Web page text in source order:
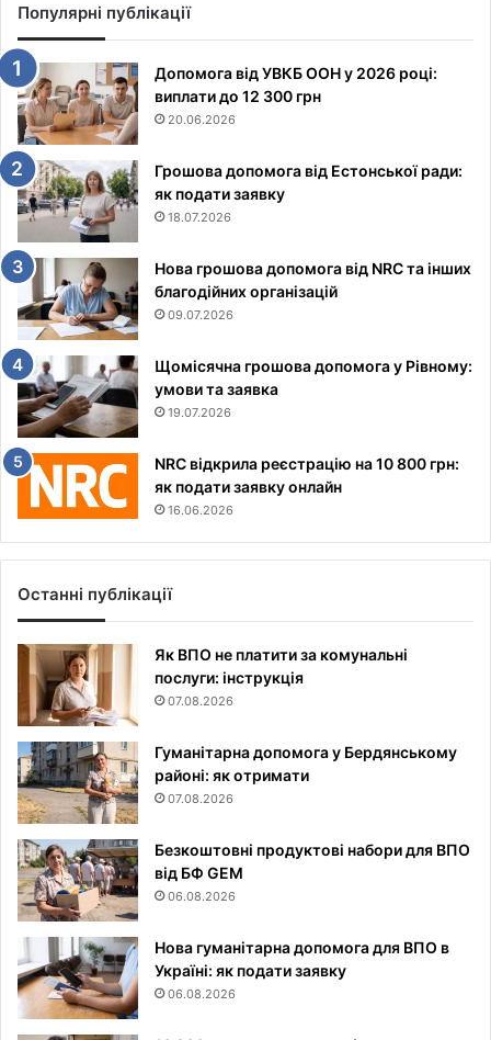
Популярні публікації
Допомога від УВКБ ООН у 2026 році:
виплати до 12 300 грн
20.06.2026
Грошова допомога від Естонської ради:
як подати заявку
18.07.2026
Нова грошова допомога від NRC та інших
благодійних організацій
09.07.2026
Щомісячна грошова допомога у Рівному:
умови та заявка
19.07.2026
NRC відкрила реєстрацію на 10 800 грн:
як подати заявку онлайн
16.06.2026
Останні публікації
Як ВПО не платити за комунальні
послуги: інструкція
07.08.2026
Гуманітарна допомога у Бердянському
районі: як отримати
07.08.2026
Безкоштовні продуктові набори для ВПО
від БФ GEM
06.08.2026
Нова гуманітарна допомога для ВПО в
Україні: як подати заявку
06.08.2026